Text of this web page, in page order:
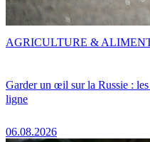
Garder un œil sur la Russie :
ligne
06.08.2026
AGRICULTURE &